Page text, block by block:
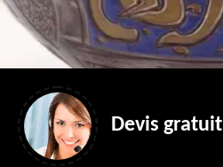
Devis gratuit